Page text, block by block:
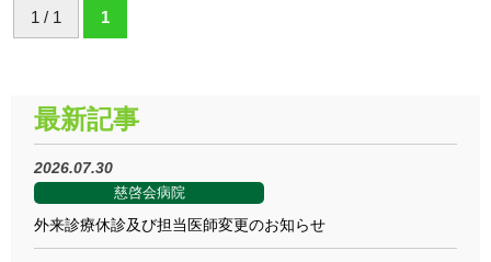
1 / 1 1
最新記事
2026.07.30
慈啓会病院
外来診療休診及び担当医師変更のお知らせ